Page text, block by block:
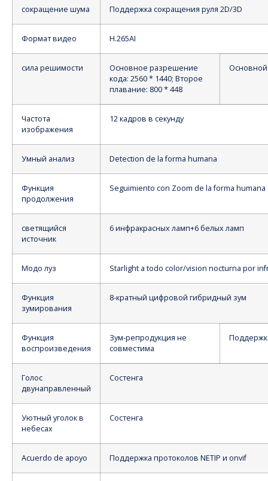
сокращение шума Поддержка сокращения руля 2D/3D
Формат видео H.265AI
сила решимости
Основное разрешение
кода: 2560 * 1440; Второе
плавание: 800 * 448
Основной
Частота
изображения
12 кадров в секунду
Умный анализ Detection de la forma humana
Функция
продолжения
Seguimiento con Zoom de la forma humana
светящийся
источник
6 инфракрасных ламп+6 белых ламп
Модо луз Starlight a todo color/vision nocturna por
Функция
зумирования
8-кратный цифровой гибридный зум
Функция
воспроизведения
Зум-репродукция не
совместима
Голос
двунаправленный
Состенга
Уютный уголок в
небесах
Состенга
Acuerdo de apoyo Поддержка протоколов NETIP и onvif